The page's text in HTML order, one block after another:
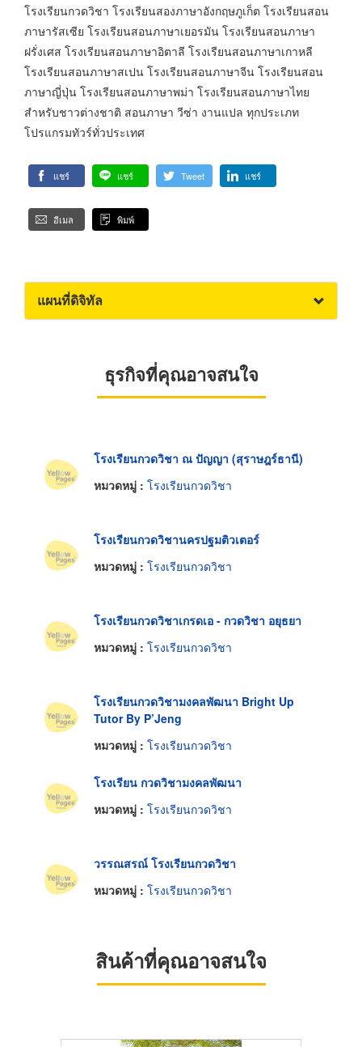
โรงเรียนกวดวิชา โรงเรียนสองภาษาอังกฤษภูเก็ต โรงเรียนสอน
ภาษารัสเซีย โรงเรียนสอนภาษาเยอรมัน โรงเรียนสอนภาษา
ฝรั่งเศส โรงเรียนสอนภาษาอิตาลี โรงเรียนสอนภาษาเกาหลี
โรงเรียนสอนภาษาสเปน โรงเรียนสอนภาษาจีน โรงเรียนสอน
ภาษาญี่ปุ่น โรงเรียนสอนภาษาพม่า โรงเรียนสอนภาษาไทย
สำหรับชาวต่างชาติ สอนภาษา วีซ่า งานแปล ทุกประเภท
โปรแกรมทัวร์ทั่วประเทศ
แชร์ แชร์ Tweet แชร์
อีเมล พิมพ์
แผนที่ดิจิทัล
ธุรกิจที่คุณอาจสนใจ
โรงเรียนกวดวิชา ณ ปัญญา (สุราษฎร์ธานี)
หมวดหมู่ : โรงเรียนกวดวิชา
โรงเรียนกวดวิชานครปฐมติวเตอร์
หมวดหมู่ : โรงเรียนกวดวิชา
โรงเรียนกวดวิชาเกรดเอ - กวดวิชา อยุธยา
หมวดหมู่ : โรงเรียนกวดวิชา
โรงเรียนกวดวิชามงคลพัฒนา Bright Up
Tutor By P’Jeng
หมวดหมู่ : โรงเรียนกวดวิชา
โรงเรียน กวดวิชามงคลพัฒนา
หมวดหมู่ : โรงเรียนกวดวิชา
วรรณสรณ์ โรงเรียนกวดวิชา
หมวดหมู่ : โรงเรียนกวดวิชา
สินค้าที่คุณอาจสนใจ